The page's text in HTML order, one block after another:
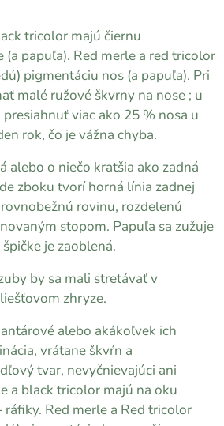
tricolor majú čiernu
(a papuľa). Red merle a red tricolor
pigmentáciu nos (a papuľa). Pri
malé ružové škvrny na nose ; u
viac ako 25 % nosa u
rok, čo je vážna chyba.
alebo o niečo kratšia ako zadná
zboku tvorí horná línia zadnej
rovinu, rozdelenú
stopom. Papuľa sa zužuje
je zaoblená.
by sa mali stretávať v
zhryze.
alebo akákoľvek ich
vrátane škvŕn a
tvar, nevyčnievajúci ani
a black tricolor majú na oku
Red merle a Red tricolor